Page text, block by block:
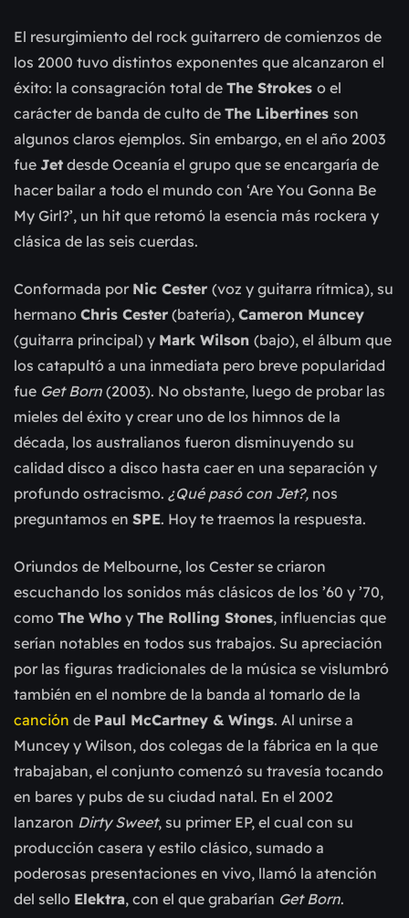
El resurgimiento del rock guitarrero de comienzos de
los 2000 tuvo distintos exponentes que alcanzaron el
éxito: la consagración total de The Strokes o el
carácter de banda de culto de The Libertines son
algunos claros ejemplos. Sin embargo, en el año 2003
fue Jet desde Oceanía el grupo que se encargaría de
hacer bailar a todo el mundo con ‘Are You Gonna Be
My Girl?’, un hit que retomó la esencia más rockera y
clásica de las seis cuerdas.
Conformada por Nic Cester (voz y guitarra rítmica), su
hermano Chris Cester (batería), Cameron Muncey
(guitarra principal) y Mark Wilson (bajo), el álbum que
los catapultó a una inmediata pero breve popularidad
fue Get Born (2003). No obstante, luego de probar las
mieles del éxito y crear uno de los himnos de la
década, los australianos fueron disminuyendo su
calidad disco a disco hasta caer en una separación y
profundo ostracismo. ¿Qué pasó con Jet?, nos
preguntamos en SPE. Hoy te traemos la respuesta.
Oriundos de Melbourne, los Cester se criaron
escuchando los sonidos más clásicos de los ’60 y ’70,
como The Who y The Rolling Stones, influencias que
serían notables en todos sus trabajos. Su apreciación
por las figuras tradicionales de la música se vislumbró
también en el nombre de la banda al tomarlo de la
canción de Paul McCartney & Wings. Al unirse a
Muncey y Wilson, dos colegas de la fábrica en la que
trabajaban, el conjunto comenzó su travesía tocando
en bares y pubs de su ciudad natal. En el 2002
lanzaron Dirty Sweet, su primer EP, el cual con su
producción casera y estilo clásico, sumado a
poderosas presentaciones en vivo, llamó la atención
del sello Elektra, con el que grabarían Get Born.